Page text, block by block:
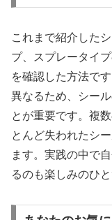
これまで紹介した
プ、スプレータイ
を確認した方法で
異なるため、シー
とが重要です。複
とんど失われたシ
ます。実践の中で
るのも楽しみのひと